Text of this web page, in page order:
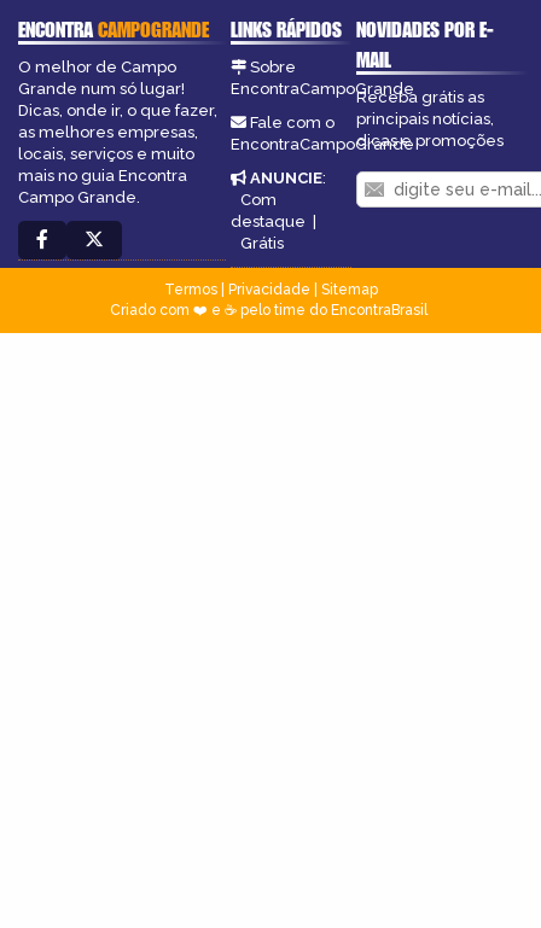
ENCONTRACAMPOGRANDE
O melhor de Campo
Grande num só lugar!
Dicas, onde ir, o que fazer,
as melhores empresas,
locais, serviços e muito
mais no guia Encontra
Campo Grande.
LINKS RÁPIDOS
Sobre
EncontraCampoGrande
Fale com o
EncontraCampoGrande
ANUNCIE:
Com
destaque |
Grátis
NOVIDADES POR E-
MAIL
Receba grátis as
principais notícias,
dicas e promoções
Termos| Privacidade
Sitemap
Criado com ❤️ e ☕ pelo time do EncontraBrasil